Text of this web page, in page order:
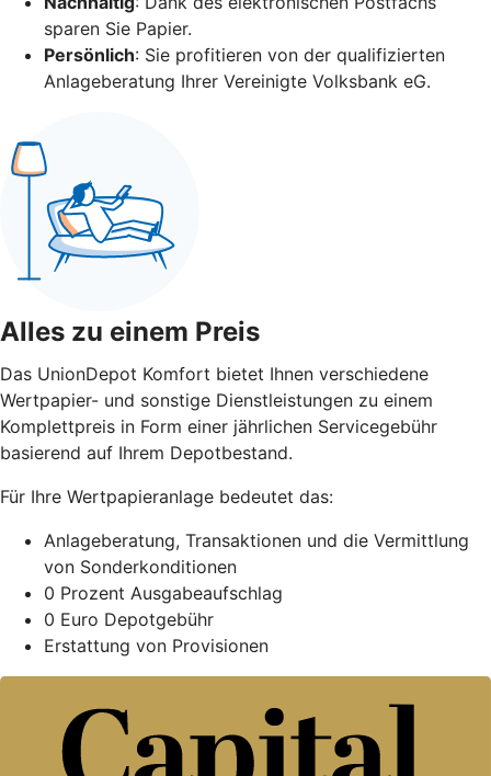
sparen Sie Papier.
Persönlich: Sie profitieren von der qualifizierten
Anlageberatung Ihrer Vereinigte Volksbank eG.
Alles zu einem Preis
Das UnionDepot Komfort bietet Ihnen verschiedene
Wertpapier- und sonstige Dienstleistungen zu einem
Komplettpreis in Form einer jährlichen Servicegebühr
basierend auf Ihrem Depotbestand.
Für Ihre Wertpapieranlage bedeutet das:
Anlageberatung, Transaktionen und die Vermittlung
von Sonderkonditionen
0 Prozent Ausgabeaufschlag
0 Euro Depotgebühr
Erstattung von Provisionen